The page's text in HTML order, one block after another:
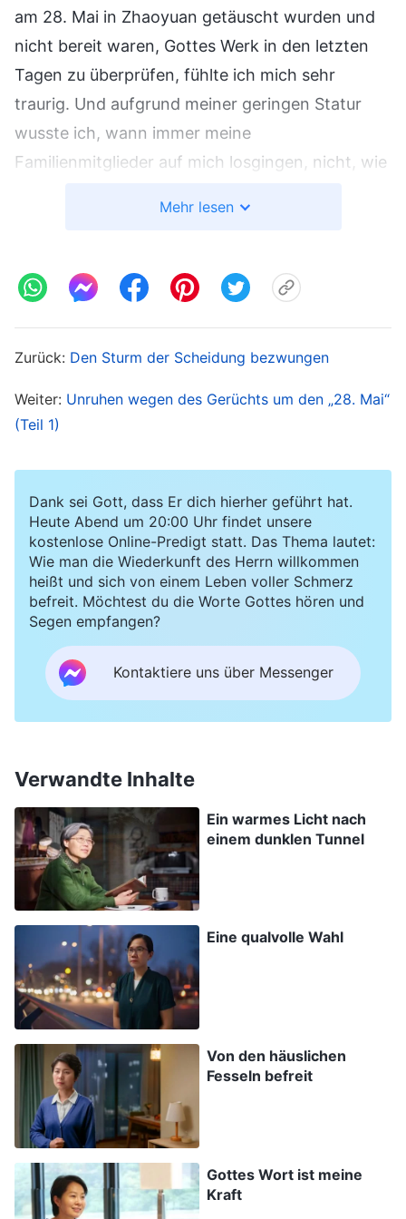
am 28. Mai in Zhaoyuan getäuscht wurden und
nicht bereit waren, Gottes Werk in den letzten
Tagen zu überprüfen, fühlte ich mich sehr
traurig. Und aufgrund meiner geringen Statur
wusste ich, wann immer meine
Familienmitglieder auf mich losgingen, nicht, wie
bloßstellen sollte; im Gegenteil, ich fühlte mich,
fühlte ich mich innerlich verwirrt: Weshalb würde
die KPCh der Kirche des Allmächtigen Gottes die
zuschieben? Was war die tatsächliche Wahrheit
hinter den Kulissen, dass sie das taten?
Situation gewahr wurden, kamen sie, um mir zu
helfen und mich zu versorgen. Ich sagte zu
ihnen: „Ichglaube, dass der Allmächtige Gott die
Erscheinung des Herrn Jesus ist, dass Er der
menschgewordene Christus in den letzten
Tagen ist, dass die vom Allmächtigen Gott
ausgesprochenen Worte allesamt die Wahrheit
sind, und ich bin auch sicher, dass diese
Gerüchte nicht wahr sind. Aber da gibt es eine
dass der Fall vom 28. Mai in Zhaoyuan das Werk
der Kirche des Allmächtigen Gottes war? Was
hat es wirklich mit dem Fall vom 28. Mai in
Zhaoyuan auf sich? Könnt ihr bitte mit mir
darüber Gemeinschaft halten?“
Bruder Chen sagte: „Gott sei Dank! Du hast eine
tolle Frage aufgeworfen. Wenn wir nicht die
Wahrheit hinter dem Gerücht erkennen, dann
werden wir leicht von den Lügen und dem
Unsinn der KPCh getäuscht werden, auf Satans
Tricks hereinfallen, Gott leugnen und Gott
verraten und Gottes Heil in den letzten Tagen
nicht erlangen. Nur indem wir die Wahrheit der
Fakten verstehen, während wir gleichzeitig die
Mehr lesen
Zurück: Den Sturm der Scheidung bezwungen
Weiter: Unruhen wegen des Gerüchts um den „28. Mai“
(Teil 1)
Dank sei Gott, dass Er dich hierher geführt hat.
Heute Abend um 20:00 Uhr findet unsere
kostenlose Online-Predigt statt. Das Thema lautet:
Wie man die Wiederkunft des Herrn willkommen
heißt und sich von einem Leben voller Schmerz
befreit. Möchtest du die Worte Gottes hören und
Segen empfangen?
Kontaktiere uns über Messenger
Verwandte Inhalte
Ein warmes Licht nach
einem dunklen Tunnel
Eine qualvolle Wahl
Von den häuslichen
Fesseln befreit
Gottes Wort ist meine
Kraft